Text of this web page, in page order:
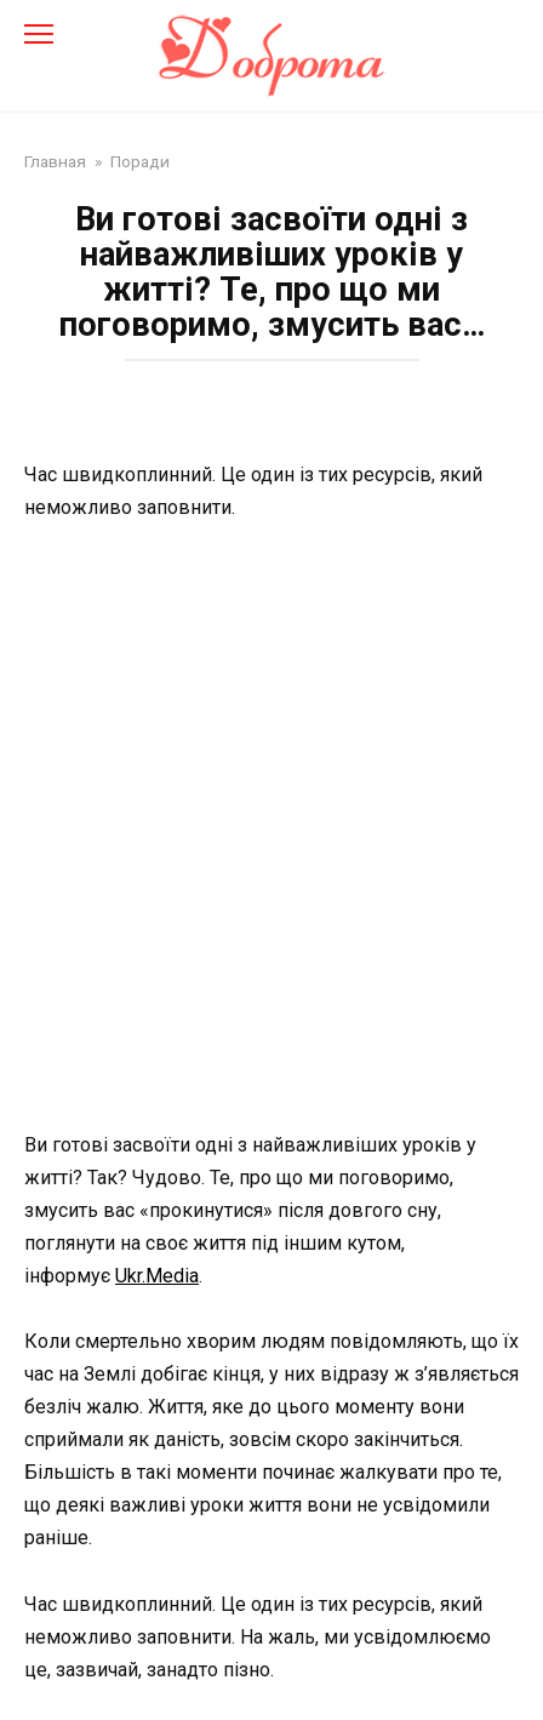
Главная » Поради
Ви готові засвоїти одні з
найважливіших уроків у
житті? Те, про що ми
поговоримо, змусить вас…
Час швидкоплинний. Це один із тих ресурсів, який
неможливо заповнити.
Ви готові засвоїти одні з найважливіших уроків у
житті? Так? Чудово. Те, про що ми поговоримо,
змусить вас «прокинутися» після довгого сну,
поглянути на своє життя під іншим кутом,
інформує Ukr.Media.
Коли смертельно хворим людям повідомляють, що їх
час на Землі добігає кінця, у них відразу ж з’являється
безліч жалю. Життя, яке до цього моменту вони
сприймали як даність, зовсім скоро закінчиться.
Більшість в такі моменти починає жалкувати про те,
що деякі важливі уроки життя вони не усвідомили
раніше.
Час швидкоплинний. Це один із тих ресурсів, який
неможливо заповнити. На жаль, ми усвідомлюємо
це, зазвичай, занадто пізно.